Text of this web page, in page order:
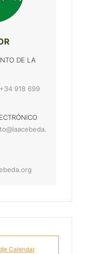
DE LA
+34 918 699
Calendar